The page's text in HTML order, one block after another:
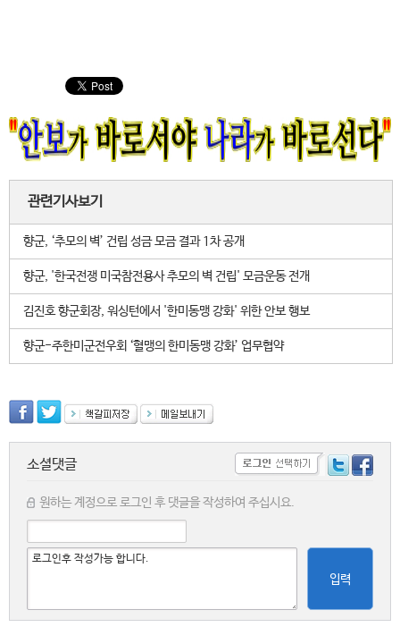
관련기사보기
향군, ‘추모의 벽’ 건립 성금 모금 결과 1차 공개
향군, '한국전쟁 미국참전용사 추모의 벽 건립' 모금운동 전개
김진호 향군회장, 워싱턴에서 '한미동맹 강화' 위한 안보 행보
향군-주한미군전우회 ‘혈맹의 한미동맹 강화’ 업무협약
소셜댓글
원하는 계정으로 로그인 후 댓글을 작성하여 주십시요.
입력